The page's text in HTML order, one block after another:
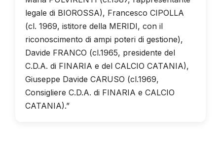
legale di BIOROSSA), Francesco CIPOLLA
(cl. 1969, istitore della MERIDI, con il
riconoscimento di ampi poteri di gestione),
Davide FRANCO (cl.1965, presidente del
C.D.A. di FINARIA e del CALCIO CATANIA),
Giuseppe Davide CARUSO (cl.1969,
Consigliere C.D.A. di FINARIA e CALCIO
CATANIA).”